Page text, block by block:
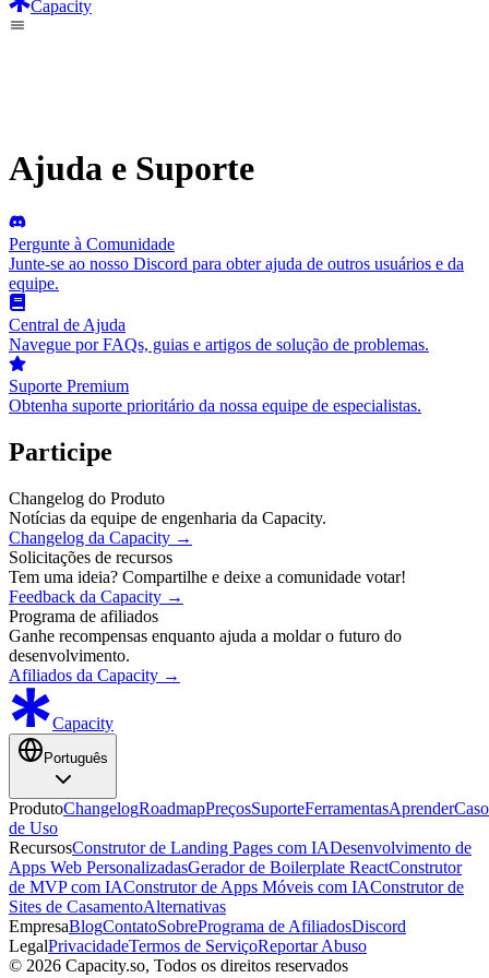
Capacity
Ajuda e Suporte
Pergunte à Comunidade
Junte-se ao nosso Discord para obter ajuda de outros usuários e da
equipe.
Central de Ajuda
Navegue por FAQs, guias e artigos de solução de problemas.
Suporte Premium
Obtenha suporte prioritário da nossa equipe de especialistas.
Participe
Changelog do Produto
Notícias da equipe de engenharia da Capacity.
Changelog da Capacity →
Solicitações de recursos
Tem uma ideia? Compartilhe e deixe a comunidade votar!
Feedback da Capacity →
Programa de afiliados
Ganhe recompensas enquanto ajuda a moldar o futuro do
desenvolvimento.
Afiliados da Capacity →
Capacity
Português
ProdutoChangelogRoadmapPreçosSuporteFerramentasAprender
de Uso
RecursosConstrutor de Landing Pages com IADesenvolvimento de
Apps Web PersonalizadasGerador de Boilerplate ReactConstrutor
de MVP com IAConstrutor de Apps Móveis com IAConstrutor de
Sites de CasamentoAlternativas
EmpresaBlogContatoSobrePrograma de AfiliadosDiscord
LegalPrivacidadeTermos de ServiçoReportar Abuso
© 2026 Capacity.so, Todos os direitos reservados